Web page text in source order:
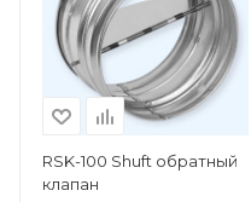
RSK-100 Shuft обратный
клапан